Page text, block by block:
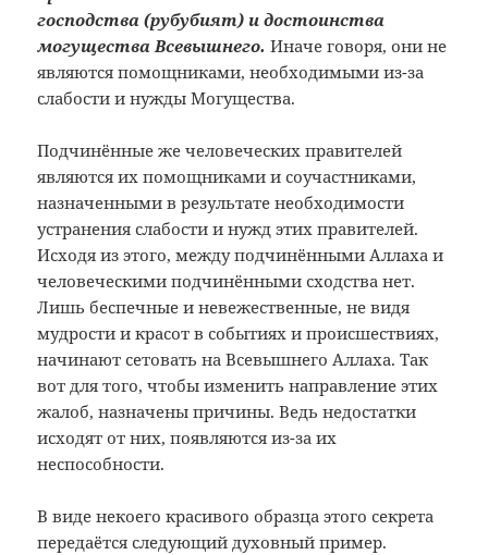
господства (рубубият) и достоинства
могущества Всевышнего. Иначе говоря, они не
являются помощниками, необходимыми из-за
слабости и нужды Могущества.
Подчинённые же человеческих правителей
являются их помощниками и соучастниками,
назначенными в результате необходимости
устранения слабости и нужд этих правителей.
Исходя из этого, между подчинёнными Аллаха и
человеческими подчинёнными сходства нет.
Лишь беспечные и невежественные, не видя
мудрости и красот в событиях и происшествиях,
начинают сетовать на Всевышнего Аллаха. Так
вот для того, чтобы изменить направление этих
жалоб, назначены причины. Ведь недостатки
исходят от них, появляются из-за их
неспособности.
В виде некоего красивого образца этого секрета
передаётся следующий духовный пример.